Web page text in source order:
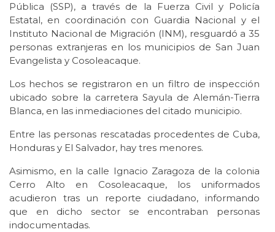
Pública (SSP), a través de la Fuerza Civil y Policía
Estatal, en coordinación con Guardia Nacional y el
Instituto Nacional de Migración (INM), resguardó a 35
personas extranjeras en los municipios de San Juan
Evangelista y Cosoleacaque.
Los hechos se registraron en un filtro de inspección
ubicado sobre la carretera Sayula de Alemán-Tierra
Blanca, en las inmediaciones del citado municipio.
Entre las personas rescatadas procedentes de Cuba,
Honduras y El Salvador, hay tres menores.
Asimismo, en la calle Ignacio Zaragoza de la colonia
Cerro Alto en Cosoleacaque, los uniformados
acudieron tras un reporte ciudadano, informando
que en dicho sector se encontraban personas
indocumentadas.